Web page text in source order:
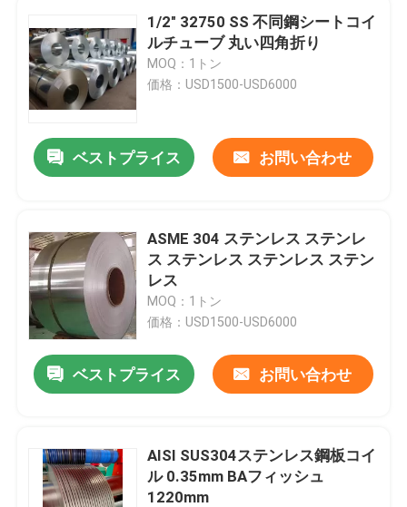
1/2" 32750 SS 不同鋼シートコイ
ルチューブ 丸い四角折り
MOQ：1トン
価格：USD1500-USD6000
ベストプライス お問い合わせ
ASME 304 ステンレス ステンレ
ス ステンレス ステンレス ステン
レス
MOQ：1トン
価格：USD1500-USD6000
ベストプライス お問い合わせ
AISI SUS304ステンレス鋼板コイ
ル 0.35mm BAフィッシュ
1220mm